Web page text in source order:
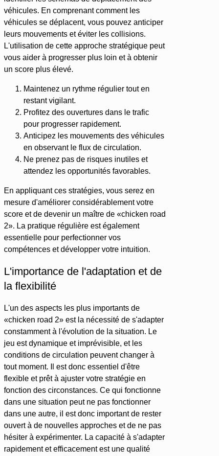
véhicules. En comprenant comment les
véhicules se déplacent, vous pouvez anticiper
leurs mouvements et éviter les collisions.
L'utilisation de cette approche stratégique peut
vous aider à progresser plus loin et à obtenir
un score plus élevé.
Maintenez un rythme régulier tout en
restant vigilant.
Profitez des ouvertures dans le trafic
pour progresser rapidement.
Anticipez les mouvements des véhicules
en observant le flux de circulation.
Ne prenez pas de risques inutiles et
attendez les opportunités favorables.
En appliquant ces stratégies, vous serez en
mesure d'améliorer considérablement votre
score et de devenir un maître de «chicken road
2». La pratique régulière est également
essentielle pour perfectionner vos
compétences et développer votre intuition.
L'importance de l'adaptation et de
la flexibilité
L'un des aspects les plus importants de
«chicken road 2» est la nécessité de s'adapter
constamment à l'évolution de la situation. Le
jeu est dynamique et imprévisible, et les
conditions de circulation peuvent changer à
tout moment. Il est donc essentiel d'être
flexible et prêt à ajuster votre stratégie en
fonction des circonstances. Ce qui fonctionne
dans une situation peut ne pas fonctionner
dans une autre, il est donc important de rester
ouvert à de nouvelles approches et de ne pas
hésiter à expérimenter. La capacité à s'adapter
rapidement et efficacement est une qualité